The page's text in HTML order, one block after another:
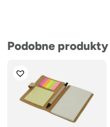
Podobne produkty